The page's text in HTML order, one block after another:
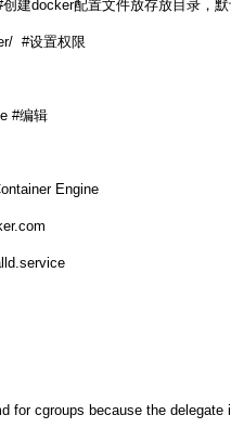
建docker配置文件放存放目录，
#设置权限
#编辑
Engine
for cgroups because the delegate